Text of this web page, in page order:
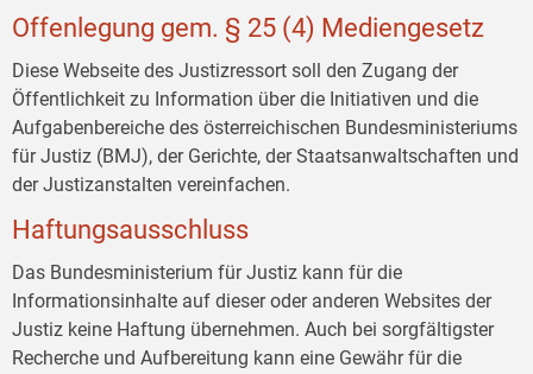
Offenlegung gem. § 25 (4) Mediengesetz
Diese Webseite des Justizressort soll den Zugang der
Öffentlichkeit zu Information über die Initiativen und die
Aufgabenbereiche des österreichischen Bundesministeriums
für Justiz (BMJ), der Gerichte, der Staatsanwaltschaften und
der Justizanstalten vereinfachen.
Haftungsausschluss
Das Bundesministerium für Justiz kann für die
Informationsinhalte auf dieser oder anderen Websites der
Justiz keine Haftung übernehmen. Auch bei sorgfältigster
Recherche und Aufbereitung kann eine Gewähr für die